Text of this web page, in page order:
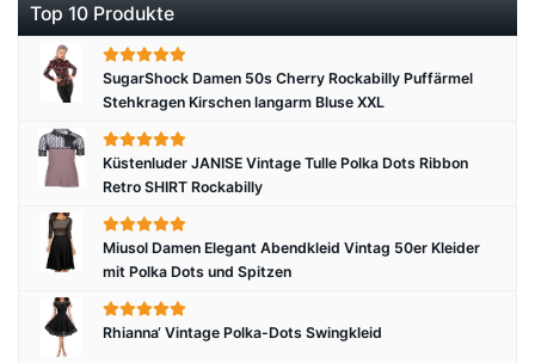
Top 10 Produkte
SugarShock Damen 50s Cherry Rockabilly Puffärmel
Stehkragen Kirschen langarm Bluse XXL
Küstenluder JANISE Vintage Tulle Polka Dots Ribbon
Retro SHIRT Rockabilly
Miusol Damen Elegant Abendkleid Vintag 50er Kleider
mit Polka Dots und Spitzen
Rhianna‘ Vintage Polka-Dots Swingkleid